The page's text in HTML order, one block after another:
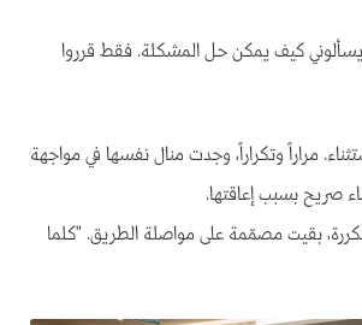
يسألوني كيف يمكن حل المشكلة. فقط قرروا
مراراً وتكراراً، وجدت منال نفسها في مواجهة
صريح بسبب إعاقتها.
بقيت مصمّمة على مواصلة الطريق. "كلما